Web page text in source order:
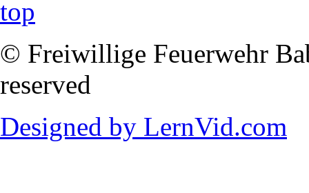
© Freiwillige Feuerwehr
reserved
Designed by LernVid.com